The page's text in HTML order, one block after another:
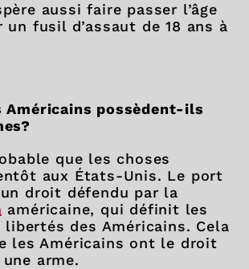
aussi faire passer l’âge
un fusil d’assaut de 18 ans à
Américains possèdent-ils
que les choses
aux États-Unis. Le port
un droit défendu par la
américaine, qui définit les
des Américains. Cela
les Américains ont le droit
arme.